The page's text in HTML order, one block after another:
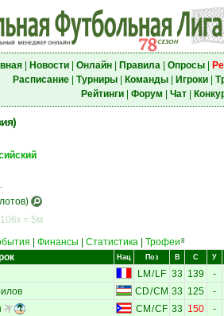
| Новости| Онлайн| Правила| Опросы|
Расписание| Турниры| Команды| Игроки|
Рейтинги| Форум Чат|
= 5м
Финансы Статистика Трофеи 8
Нац Поз В С У
LM / LF 33 139 -
CD/CM 33 125 -
CM /CF 33 150 -